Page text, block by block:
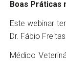
Boas Práticas
Este webinar
Dr. Fábio Freitas.
Médico